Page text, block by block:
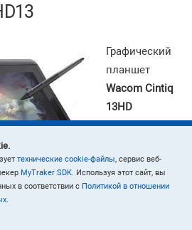
Графический
планшет
Wacom Cintiq
13HD
позволит вам
вершин
мастерства в
чертежей. Перьевой способ
малейшие касания и
технические cookie-файлы, сервис веб-
MyTraker SDK. Используя этот сайт, вы
в соответствии с Политикой в отношении
.